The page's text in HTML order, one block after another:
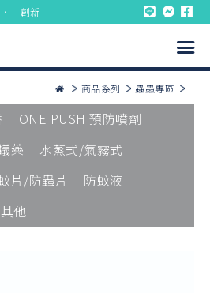
創新
商品系列 蟲蟲專區
ONE PUSH 預防噴劑
藥
水蒸式/氣霧式
片/防蟲片
防蚊液
其他